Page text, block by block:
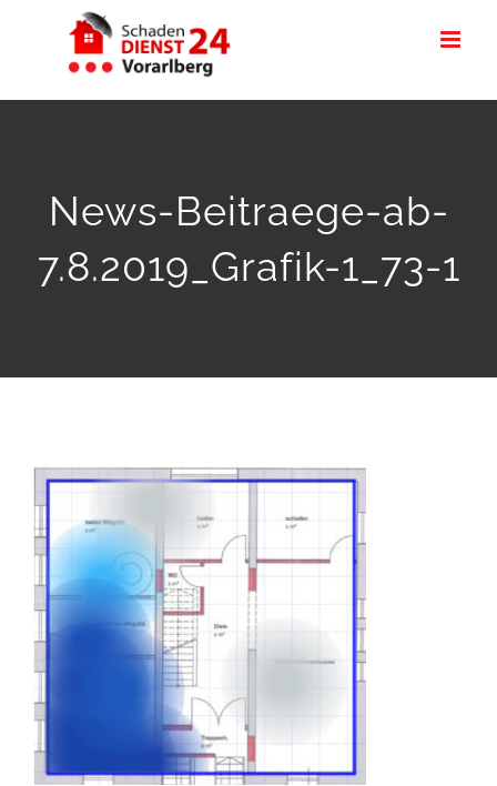
News-Beitraege-ab-
7.8.2019_Grafik-1_73-1